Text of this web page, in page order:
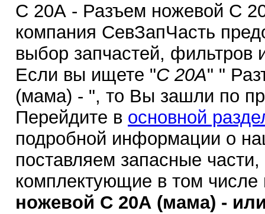
С 20А - Разъем ножевой С
компания СевЗапЧасть
выбор запчастей, фильтров
Если вы ищете "С 20А" "
(мама) - ", то Вы зашли по
Перейдите в основной
подробной информации о
поставляем запасные
комплектующие в том
ножевой С 20А (мама) -